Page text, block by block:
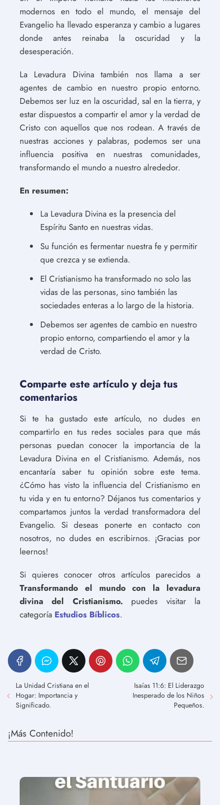
modernos en todo el mundo, el mensaje del
Evangelio ha llevado esperanza y cambio a lugares
donde antes reinaba la oscuridad y la
desesperación.
La Levadura Divina también nos llama a ser
agentes de cambio en nuestro propio entorno.
Debemos ser luz en la oscuridad, sal en la tierra, y
estar dispuestos a compartir el amor y la verdad de
Cristo con aquellos que nos rodean. A través de
nuestras acciones y palabras, podemos ser una
influencia positiva en nuestras comunidades,
transformando el mundo a nuestro alrededor.
En resumen:
La Levadura Divina es la presencia del
Espíritu Santo en nuestras vidas.
Su función es fermentar nuestra fe y permitir
que crezca y se extienda.
El Cristianismo ha transformado no solo las
vidas de las personas, sino también las
sociedades enteras a lo largo de la historia.
Debemos ser agentes de cambio en nuestro
propio entorno, compartiendo el amor y la
verdad de Cristo.
Comparte este artículo y deja tus
comentarios
Si te ha gustado este artículo, no dudes en
compartirlo en tus redes sociales para que más
personas puedan conocer la importancia de la
Levadura Divina en el Cristianismo. Además, nos
encantaría saber tu opinión sobre este tema.
¿Cómo has visto la influencia del Cristianismo en
tu vida y en tu entorno? Déjanos tus comentarios y
compartamos juntos la verdad transformadora del
Evangelio. Si deseas ponerte en contacto con
nosotros, no dudes en escribirnos. ¡Gracias por
leernos!
Si quieres conocer otros artículos parecidos a
Transformando el mundo con la levadura
divina del Cristianismo.puedes visitar la
categoría Estudios Bíblicos.
La Unidad Cristiana en el
Hogar: Importancia y
Significado.
Isaías 11:6: El Liderazgo
Inesperado de los Niños
Pequeños.
¡Más Contenido!